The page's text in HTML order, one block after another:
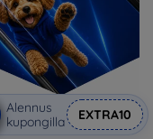
Alennus
kupongilla
EXTRA10